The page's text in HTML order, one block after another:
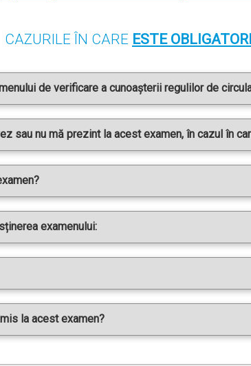
CAZURILE ÎN CARE ESTE
de verificare a cunoașterii regulilor de
sau nu mă prezint la acest examen, în cazul în
examenului:
la acest examen?